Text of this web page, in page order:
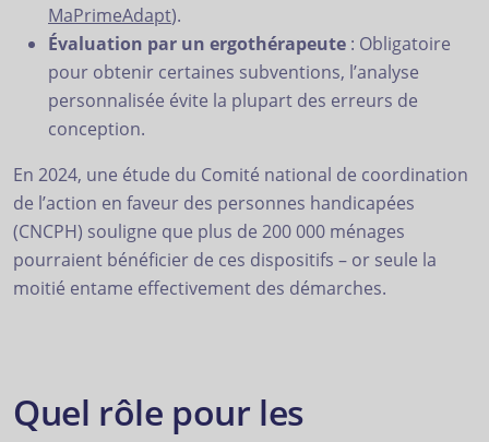
MaPrimeAdapt).
Évaluation par un ergothérapeute : Obligatoire
pour obtenir certaines subventions, l’analyse
personnalisée évite la plupart des erreurs de
conception.
En 2024, une étude du Comité national de coordination
de l’action en faveur des personnes handicapées
(CNCPH) souligne que plus de 200 000 ménages
pourraient bénéficier de ces dispositifs – or seule la
moitié entame effectivement des démarches.
Quel rôle pour les